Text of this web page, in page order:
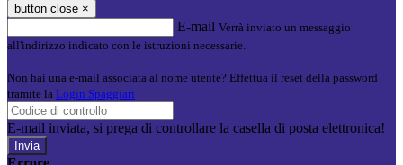
button close ×
E-mail Verrà inviato un messaggio
all'indirizzo indicato con le istruzioni necessarie.
Non hai una e-mail associata al nome utente? Effettua il reset della password
tramite la Login Spaggiari
E-mail inviata, si prega di controllare la casella di posta elettronica!